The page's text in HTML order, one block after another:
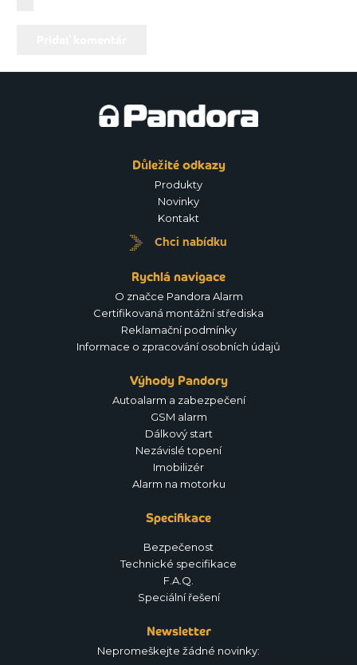
Důležité odkazy
Produkty
Novinky
Kontakt
Chci nabídku
Rychlá navigace
O značce Pandora Alarm
Certifikovaná montážní střediska
Reklamační podmínky
Informace o zpracování osobních údajů
Výhody Pandory
Autoalarm a zabezpečení
GSM alarm
Dálkový start
Nezávislé topení
Imobilizér
Alarm na motorku
Specifikace
Bezpečenost
Technické specifikace
F.A.Q.
Speciální řešení
Newsletter
Nepromeškejte žádné novinky: